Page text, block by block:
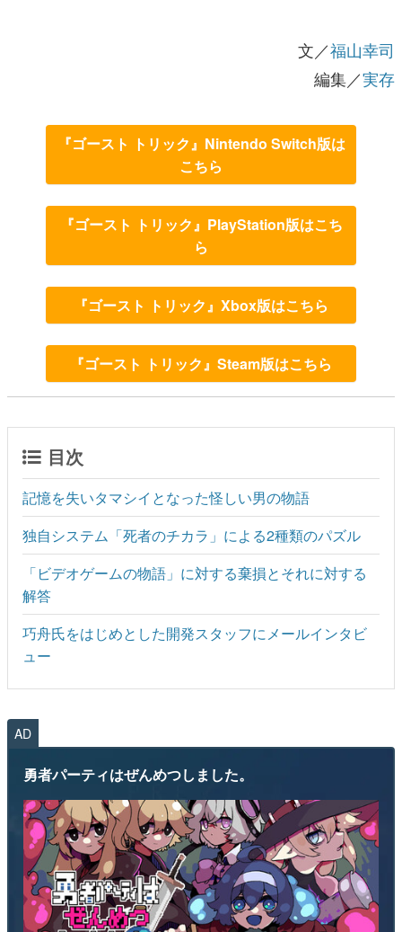
文／福山幸司
編集／実存
『ゴースト トリック』Nintendo Switch版は
こちら
『ゴースト トリック』PlayStation版はこち
ら
『ゴースト トリック』Xbox版はこちら
『ゴースト トリック』Steam版はこちら
目次
記憶を失いタマシイとなった怪しい男の物語
独自システム「死者のチカラ」による2種類のパズル
「ビデオゲームの物語」に対する棄損とそれに対する
解答
巧舟氏をはじめとした開発スタッフにメールインタビ
ュー
AD
勇者パーティはぜんめつしました。